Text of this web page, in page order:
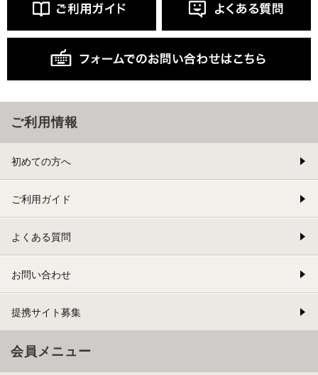
ご利用情報
初めての方へ
ご利用ガイド
よくある質問
お問い合わせ
提携サイト募集
会員メニュー